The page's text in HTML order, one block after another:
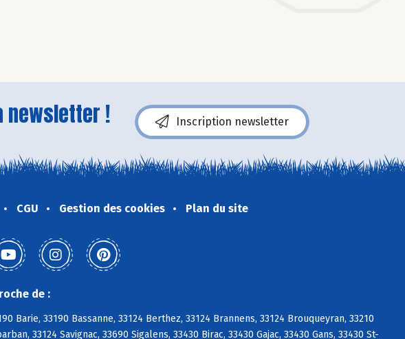
newsletter ! Inscription newsletter
CGU Gestion des cookies Plan du site
de :
Barie, 33190 Bassanne, 33124 Berthez, 33124 Brannens, 33124 Brouqueyran, 33210
33124 Savignac, 33690 Sigalens, 33430 Birac, 33430 Gajac, 33430 Gans, 33430 St-